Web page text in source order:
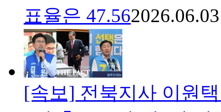
표율은 47.56
[속보] 전북지사 이원